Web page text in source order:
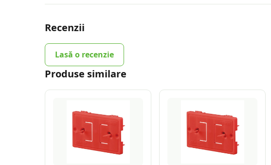
Recenzii
Lasă o recenzie
Produse similare